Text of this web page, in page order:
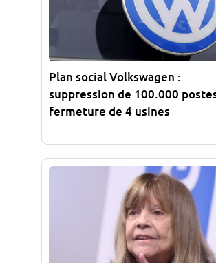
Plan social Volkswagen :
suppression de 100.000
fermeture de 4 usines